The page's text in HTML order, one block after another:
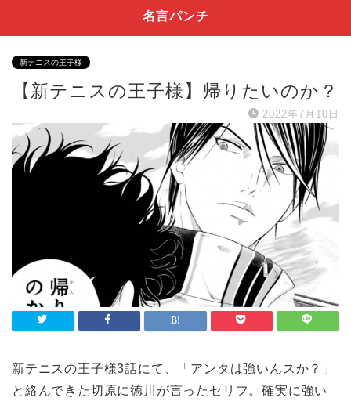
名言パンチ
新テニスの王子様
【新テニスの王子様】帰りたいのか？
2022年7月10日
新テニスの王子様3話にて、「アンタは強いんスか？」
と絡んできた切原に徳川が言ったセリフ。確実に強い